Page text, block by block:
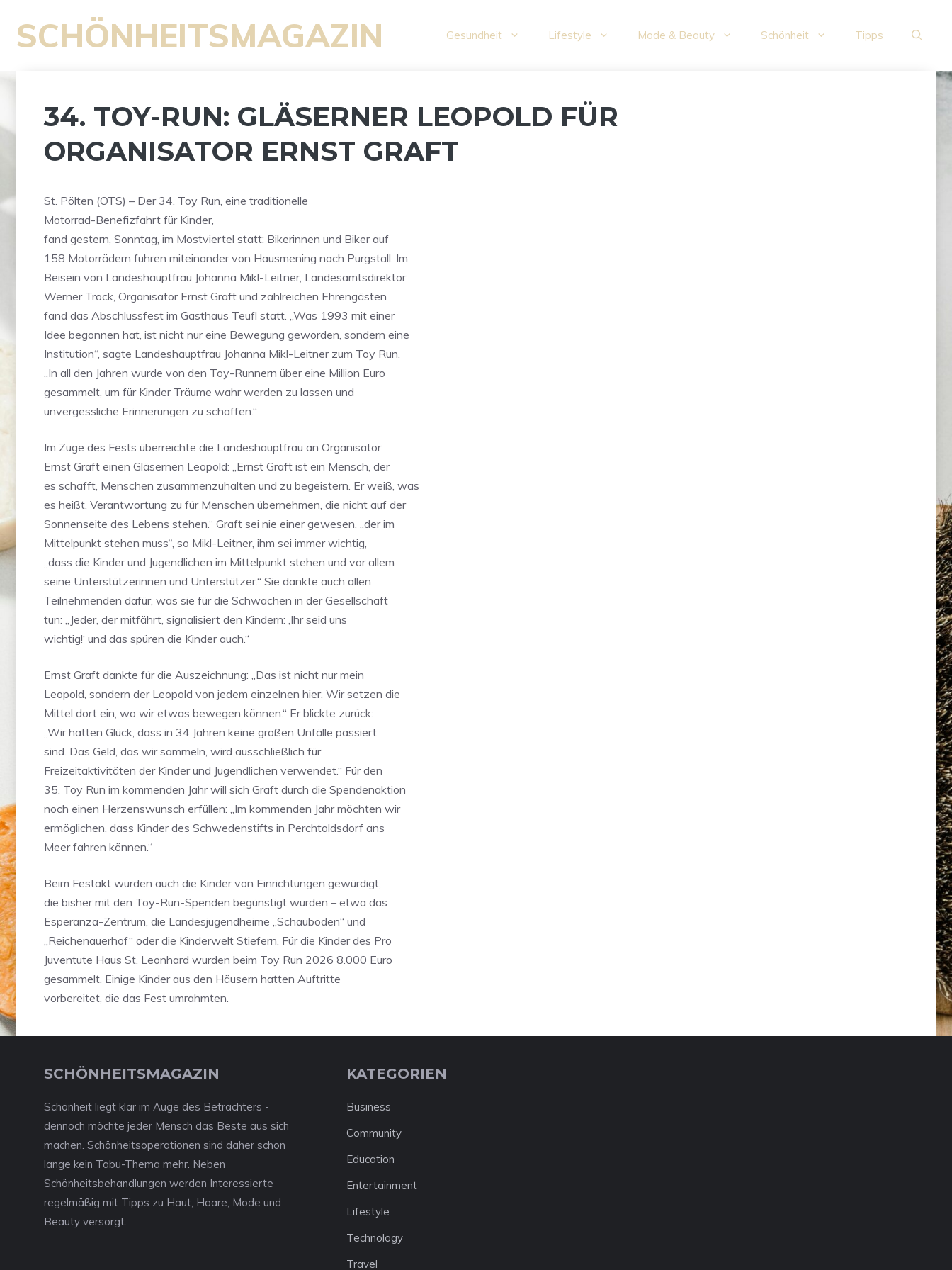
Inhalt
springen
SCHÖNHEITSMAGAZIN Gesundheit Lifestyle Mode & Beauty Schönheit Tipps
34. TOY-RUN: GLÄSERNER LEOPOLD FÜR
ORGANISATOR ERNST GRAFT
St. Pölten (OTS) – Der 34. Toy Run, eine traditionelle
Motorrad-Benefizfahrt für Kinder,
fand gestern, Sonntag, im Mostviertel statt: Bikerinnen und Biker auf
158 Motorrädern fuhren miteinander von Hausmening nach Purgstall. Im
Beisein von Landeshauptfrau Johanna Mikl-Leitner, Landesamtsdirektor
Werner Trock, Organisator Ernst Graft und zahlreichen Ehrengästen
fand das Abschlussfest im Gasthaus Teufl statt. „Was 1993 mit einer
Idee begonnen hat, ist nicht nur eine Bewegung geworden, sondern eine
Institution“, sagte Landeshauptfrau Johanna Mikl-Leitner zum Toy Run.
„In all den Jahren wurde von den Toy-Runnern über eine Million Euro
gesammelt, um für Kinder Träume wahr werden zu lassen und
unvergessliche Erinnerungen zu schaffen.“
Im Zuge des Fests überreichte die Landeshauptfrau an Organisator
Ernst Graft einen Gläsernen Leopold: „Ernst Graft ist ein Mensch, der
es schafft, Menschen zusammenzuhalten und zu begeistern. Er weiß, was
es heißt, Verantwortung zu für Menschen übernehmen, die nicht auf der
Sonnenseite des Lebens stehen.“ Graft sei nie einer gewesen, „der im
Mittelpunkt stehen muss“, so Mikl-Leitner, ihm sei immer wichtig,
„dass die Kinder und Jugendlichen im Mittelpunkt stehen und vor allem
seine Unterstützerinnen und Unterstützer.“ Sie dankte auch allen
Teilnehmenden dafür, was sie für die Schwachen in der Gesellschaft
tun: „Jeder, der mitfährt, signalisiert den Kindern: ,Ihr seid uns
wichtig!‘ und das spüren die Kinder auch.“
Ernst Graft dankte für die Auszeichnung: „Das ist nicht nur mein
Leopold, sondern der Leopold von jedem einzelnen hier. Wir setzen die
Mittel dort ein, wo wir etwas bewegen können.“ Er blickte zurück:
„Wir hatten Glück, dass in 34 Jahren keine großen Unfälle passiert
sind. Das Geld, das wir sammeln, wird ausschließlich für
Freizeitaktivitäten der Kinder und Jugendlichen verwendet.“ Für den
35. Toy Run im kommenden Jahr will sich Graft durch die Spendenaktion
noch einen Herzenswunsch erfüllen: „Im kommenden Jahr möchten wir
ermöglichen, dass Kinder des Schwedenstifts in Perchtoldsdorf ans
Meer fahren können.“
Beim Festakt wurden auch die Kinder von Einrichtungen gewürdigt,
die bisher mit den Toy-Run-Spenden begünstigt wurden – etwa das
Esperanza-Zentrum, die Landesjugendheime „Schauboden“ und
„Reichenauerhof“ oder die Kinderwelt Stiefern. Für die Kinder des Pro
Juventute Haus St. Leonhard wurden beim Toy Run 2026 8.000 Euro
gesammelt. Einige Kinder aus den Häusern hatten Auftritte
vorbereitet, die das Fest umrahmten.
SCHÖNHEITSMAGAZIN
Schönheit liegt klar im Auge des Betrachters -
dennoch möchte jeder Mensch das Beste aus sich
machen. Schönheitsoperationen sind daher schon
lange kein Tabu-Thema mehr. Neben
Schönheitsbehandlungen werden Interessierte
regelmäßig mit Tipps zu Haut, Haare, Mode und
Beauty versorgt.
KATEGORIEN
Business
Community
Education
Entertainment
Lifestyle
Technology
Travel